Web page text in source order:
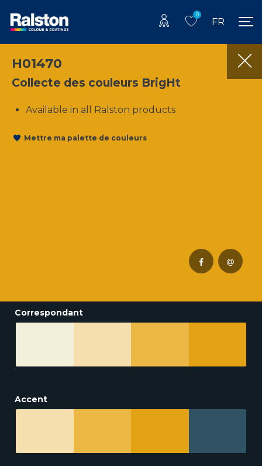
0
FR
H01470
Collecte des couleurs BrigHt
Available in all Ralston products
Mettre ma palette de couleurs
Correspondant
Accent